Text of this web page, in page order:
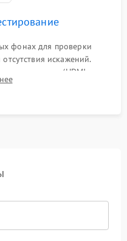
фонах для проверки
искажений.
всех портов (HDMI,
под нагрузкой в